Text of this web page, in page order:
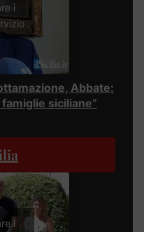
i
Abbate:
siciliane”
i